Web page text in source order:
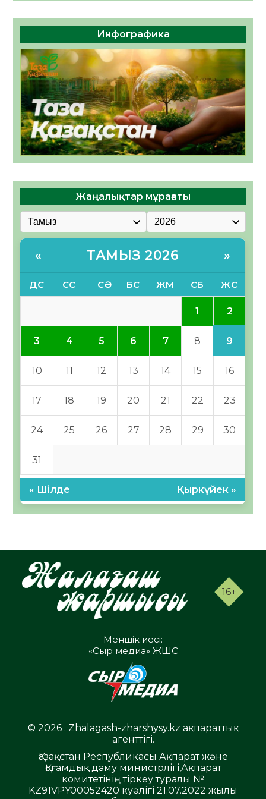
Инфографика
Жаңалықтар мұрағаты
« ТАМЫЗ 2026 »
ДС СС СӘ БС ЖМ СБ ЖС
1 2
3 4 5 6 7 8 9
10 11 12 13 14 15 16
17 18 19 20 21 22 23
24 25 26 27 28 29 30
31
« Шілде Қыркүйек »
16+
Меншік иесі:
«Сыр медиа» ЖШС
© 2026 . Zhalagash-zharshysy.kz ақпараттық
агенттігі.
Қазақстан Республикасы Ақпарат және
Қоғамдық даму министрлігі,Ақпарат
комитетінің тіркеу туралы №
KZ91VPY00052420 куәлігі 21.07.2022 жылы